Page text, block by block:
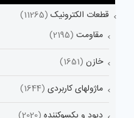
قطعات الکترونیک (11265)
مقاومت (2195)
خازن (1651)
ماژولهای کاربردی (1644)